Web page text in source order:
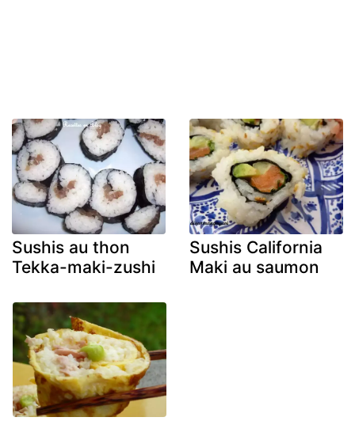
Sushis au thon
Tekka-maki-zushi
Sushis California
Maki au saumon